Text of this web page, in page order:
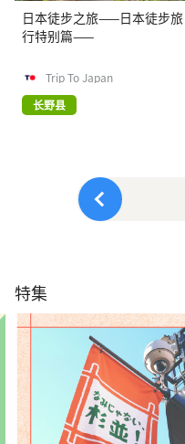
日本徒步之旅——日本徒步旅
行特别篇——
Trip To Japan
长野县
特集